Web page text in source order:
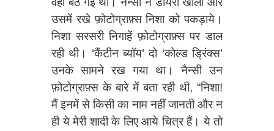
उसमें रखे फ़ोटोग्राफ़्स निशा को पकड़ाये।
निशा सरसरी निगाहें फ़ोटोग्राफ़्स पर डाल
रही थी। ‘कैंटीन ब्यॉय’ दो ‘कोल्ड ड्रिंक्स’
उनके सामने रख गया था। नैन्सी उन
फ़ोटोग्राफ़्स के बारे में बता रही थी, “निशा!
मैं इनमें से किसी का नाम नहीं जानती और न
ही ये मेरी शादी के लिए आये चित्र हैं। ये तो